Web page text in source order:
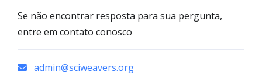
Se não encontrar resposta para sua pergunta,
entre em contato conosco
admin@sciweavers.org